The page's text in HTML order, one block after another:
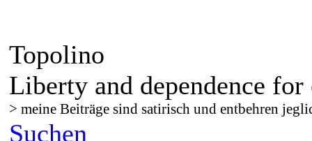
Topolino
Liberty and dependence for
> meine Beiträge sind satirisch und entbehren
Suchen